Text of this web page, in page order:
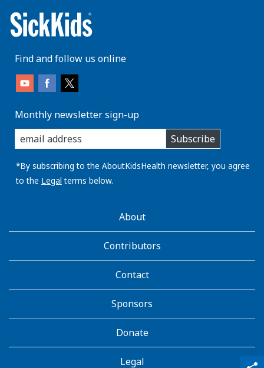
qr_code_scanner
content_copy
Find and follow us online
Monthly newsletter sign-up
enter
you
email
address:
Subscribe
*By subscribing to the AboutKidsHealth newsletter, you agree
to the Legal terms below.
AboutKidsHealthAbout
Contributors
Contact
Sponsors
Donate
Legal